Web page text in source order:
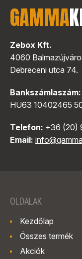
GAMMA
Zebox Kft.
4060
Debreceni utca 74.
Bankszámlaszám:
HU63 10402465
Telefon: +36 (20)
Email:
OLDALAK
Kezdőlap
Összes termék
Akciók